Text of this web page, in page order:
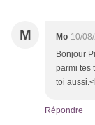
M Mo 10/
Bonjour
parmi tes
toi
Répondre